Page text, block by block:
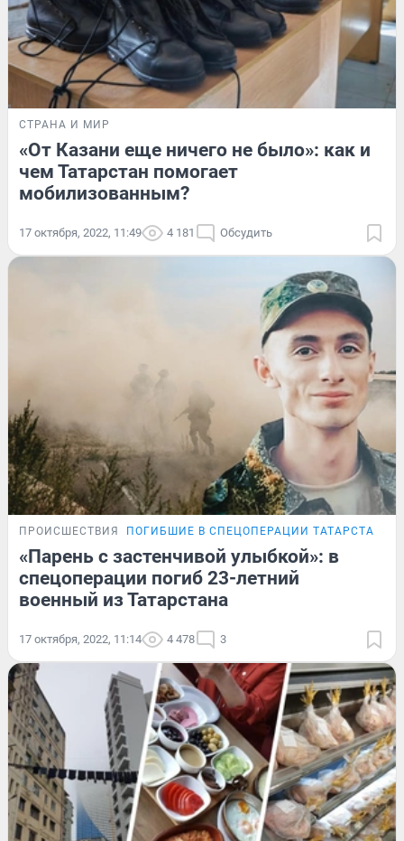
СТРАНА И МИР
«От Казани еще ничего не было»: как и
чем Татарстан помогает
мобилизованным?
17 октября, 2022, 11:49 4 181 Обсудить
ПРОИСШЕСТВИЯ ПОГИБШИЕ В СПЕЦОПЕРАЦИИ ТАТАРСТАНЦЫ
«Парень с застенчивой улыбкой»: в
спецоперации погиб 23-летний
военный из Татарстана
17 октября, 2022, 11:14 4 478 3